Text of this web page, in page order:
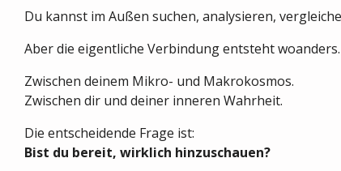
Du kannst im Außen suchen, analysieren,
Aber die eigentliche Verbindung entsteht woanders.
Zwischen deinem Mikro- und Makrokosmos.
Zwischen dir und deiner inneren Wahrheit.
Die entscheidende Frage ist:
Bist du bereit, wirklich hinzuschauen?